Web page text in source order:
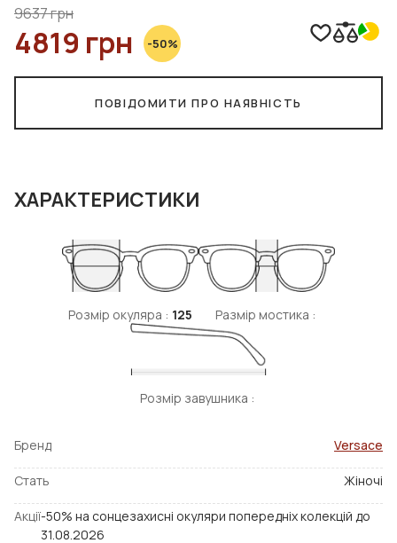
9637 грн
4819 грн -50%
ПОВІДОМИТИ ПРО НАЯВНІСТЬ
ХАРАКТЕРИСТИКИ
Розмір окуляра : 125 Размір мостика :
Розмір завушника :
Бренд Versace
Стать Жіночі
Акції-50% на сонцезахисні окуляри попередніх колекцій до
31.08.2026